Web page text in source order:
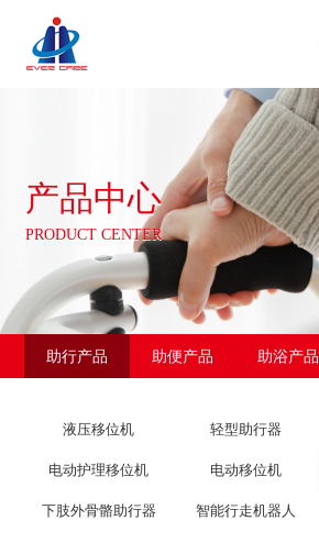
产品中心
PRODUCT CENTER
助行产品 助便产品 助浴产品
液压移位机 轻型助行器
电动护理移位机 电动移位机
下肢外骨骼助行器 智能行走机器人